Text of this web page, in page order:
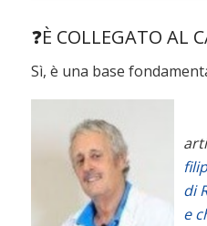
❓È COLLEGATO AL
Sì, è una base
di
e